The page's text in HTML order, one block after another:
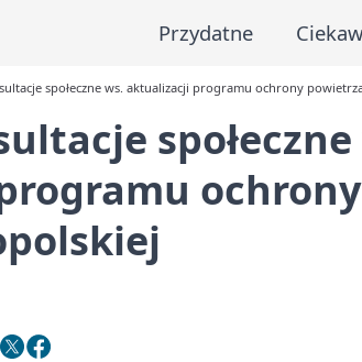
Przydatne
społeczne ws. aktualizacji programu ochrony